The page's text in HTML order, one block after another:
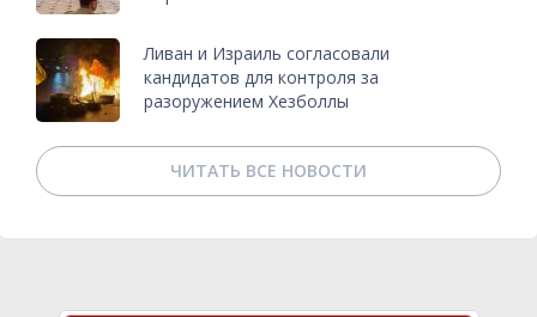
Ливан и Израиль согласовали
кандидатов для контроля за
разоружением Хезболлы
ЧИТАТЬ ВСЕ НОВОСТИ